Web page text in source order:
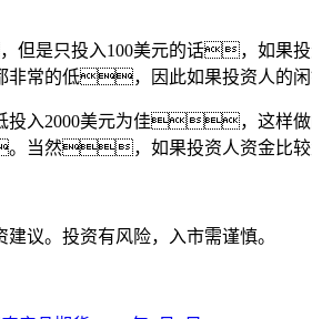
但是只投入100美元的话，如
常的低，因此如果投资人的
投入2000美元为佳，这样
当然，如果投资人资金比
议。投资有风险，入市需谨慎。